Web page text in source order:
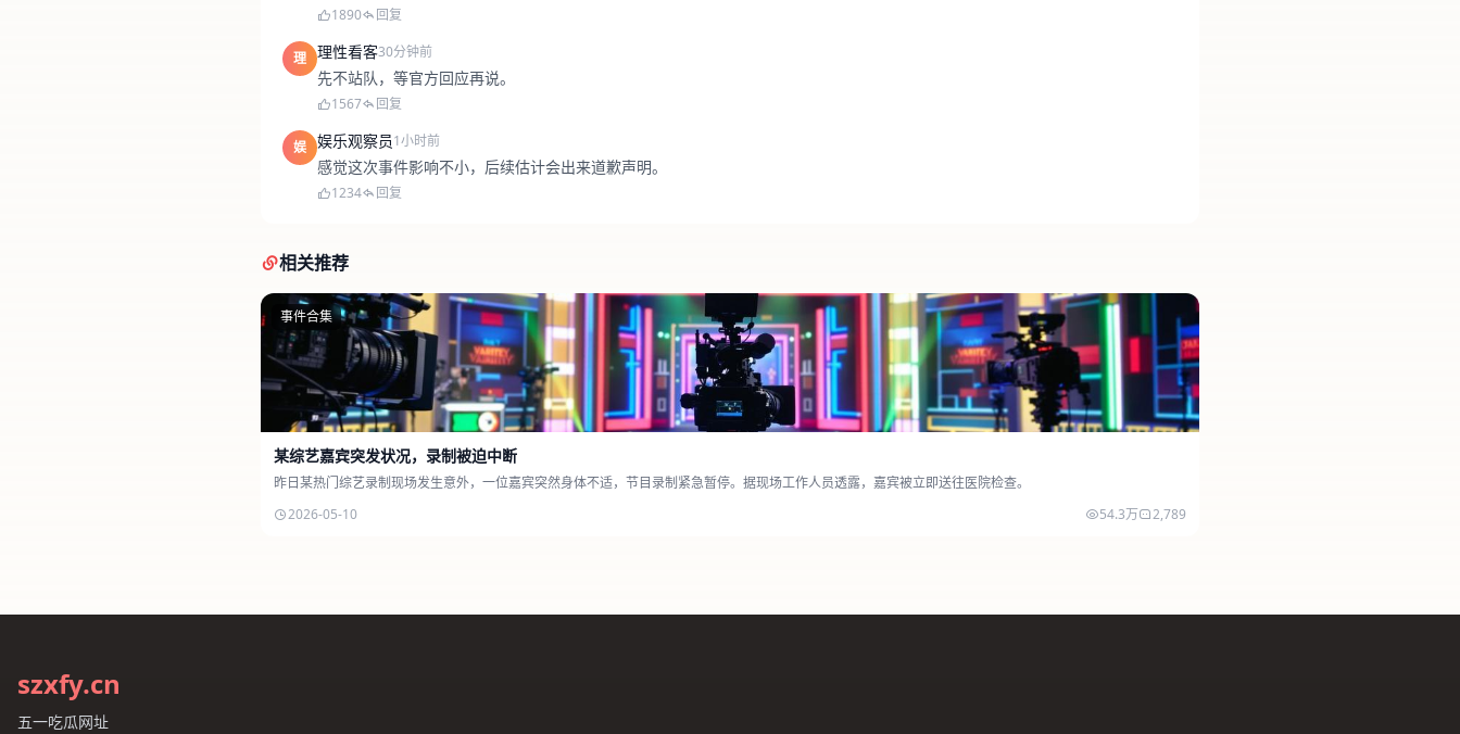
1890 回复
理 理性看客30分钟前
先不站队，等官方回应再说。
1567 回复
娱 娱乐观察员1小时前
感觉这次事件影响不小，后续估计会出来道歉声明。
1234 回复
相关推荐
事件合集
某综艺嘉宾突发状况，录制被迫中断
昨日某热门综艺录制现场发生意外，一位嘉宾突然身体不适，节目录制紧急暂停。据现场工作人员透露，嘉宾被立即送往医院检查。
2026-05-10
54.3万 2,789
szxfy.cn
五一吃瓜网址